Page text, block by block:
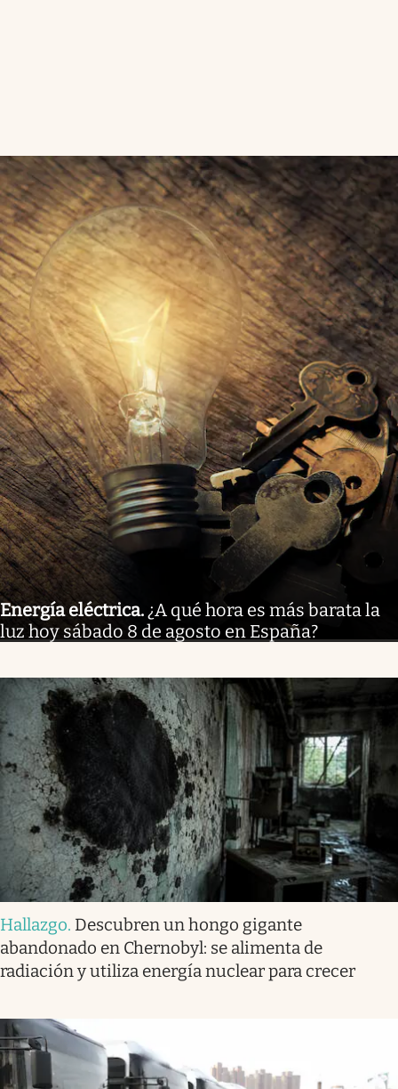
Energía eléctrica. ¿A qué hora es más barata la
luz hoy sábado 8 de agosto en España?
Hallazgo. Descubren un hongo gigante
abandonado en Chernobyl: se alimenta de
radiación y utiliza energía nuclear para crecer